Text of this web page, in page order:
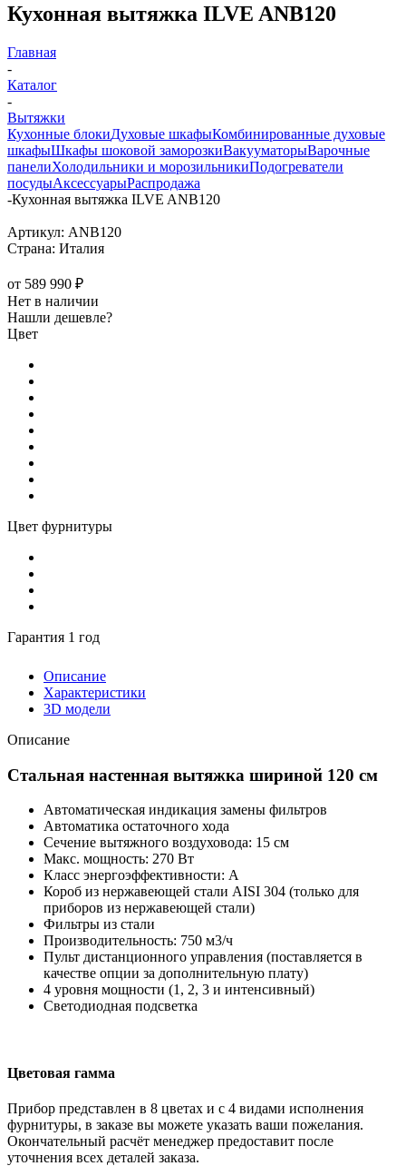
Кухонная вытяжка ILVE ANB120
Главная
-
Каталог
-
Вытяжки
Кухонные блокиДуховые шкафыКомбинированные духовые
шкафыШкафы шоковой заморозкиВакууматорыВарочные
панелиХолодильники и морозильникиПодогреватели
посудыАксессуарыРаспродажа
-Кухонная вытяжка ILVE ANB120
Артикул: ANB120
Страна: Италия
от 589 990 ₽
Нет в наличии
Нашли дешевле?
Цвет
Цвет фурнитуры
Гарантия 1 год
Описание
Характеристики
3D модели
Описание
Стальная настенная вытяжка шириной 120 см
Автоматическая индикация замены фильтров
Автоматика остаточного хода
Сечение вытяжного воздуховода: 15 см
Макс. мощность: 270 Вт
Класс энергоэффективности: А
Короб из нержавеющей стали AISI 304 (только для
приборов из нержавеющей стали)
Фильтры из стали
Производительность: 750 м3/ч
Пульт дистанционного управления (поставляется в
качестве опции за дополнительную плату)
4 уровня мощности (1, 2, 3 и интенсивный)
Светодиодная подсветка
Цветовая гамма
Прибор представлен в 8 цветах и с 4 видами исполнения
фурнитуры, в заказе вы можете указать ваши пожелания.
Окончательный расчёт менеджер предоставит после
уточнения всех деталей заказа.